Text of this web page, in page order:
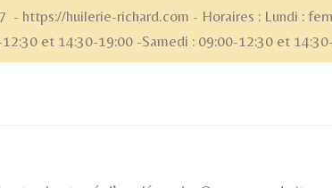
- https://huilerie-richard.com - Horaires : Lundi :
et 14:30-19:00 -Samedi : 09:00-12:30 et